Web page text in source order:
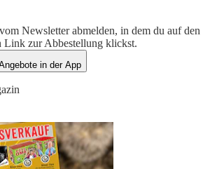
Newsletter abmelden, in dem du auf den
Link zur Abbestellung klickst.
in der App